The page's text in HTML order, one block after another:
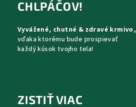
CHLPÁČOV!
Vyvážené, chutné & zdravé krmivo,
vďaka ktorému bude prospievať
každý kúsok tvojho tela!
ZISTIŤ VIAC